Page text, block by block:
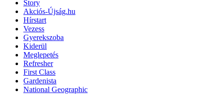
Story
Akciós-Újság.hu
Hírstart
Vezess
Gyerekszoba
Kiderül
Meglepetés
Refresher
First Class
Gardenista
National Geographic